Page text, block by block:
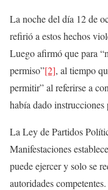
La noche del día 12 de
refirió a estos hechos
Luego afirmó que para
permiso”[2], al tiempo
permitir” al referirse a
había dado instrucciones
La Ley de Partidos
Manifestaciones
puede ejercer y solo se
autoridades